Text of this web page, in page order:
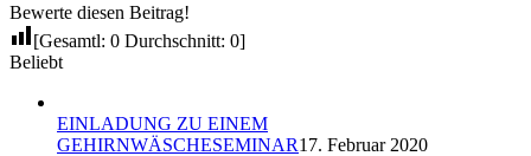
Bewerte diesen Beitrag!
[Gesamtl: 0 Durchschnitt: 0]
Beliebt
EINLADUNG ZU EINEM
GEHIRNWÄSCHESEMINAR17. Februar 2020